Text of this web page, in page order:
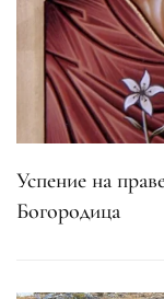
Успение на
Богородица